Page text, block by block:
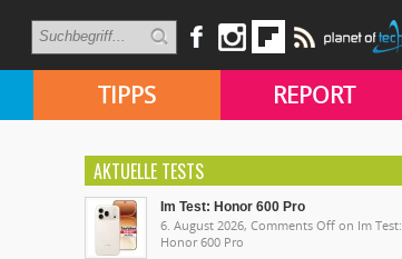
TIPPS REPORT
AKTUELLE TESTS
Im Test: Honor 600 Pro
6. August 2026, Comments Off on Im Test:
Honor 600 Pro